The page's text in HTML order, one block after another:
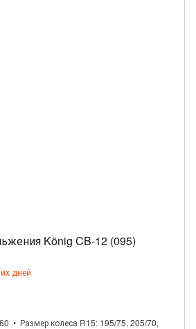
König CB-12 (095)
дней
Размер колеса R15 195/75, 205/70,